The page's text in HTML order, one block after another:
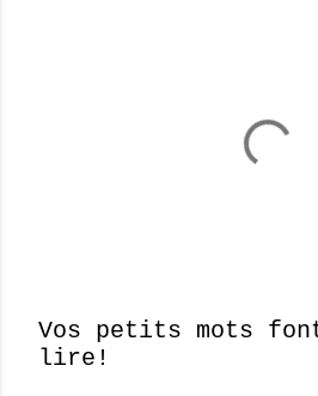
E
Vos petits mots
lire!